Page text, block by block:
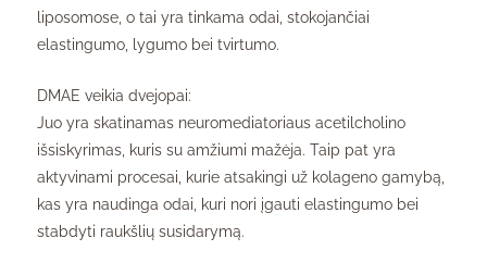
liposomose, o tai yra tinkama odai, stokojančiai
elastingumo, lygumo bei tvirtumo.
DMAE veikia dvejopai:
Juo yra skatinamas neuromediatoriaus acetilcholino
išsiskyrimas, kuris su amžiumi mažėja. Taip pat yra
aktyvinami procesai, kurie atsakingi už kolageno gamybą,
kas yra naudinga odai, kuri nori įgauti elastingumo bei
stabdyti raukšlių susidarymą.